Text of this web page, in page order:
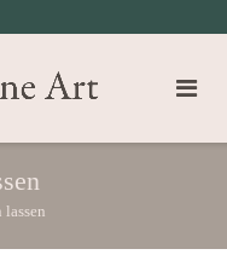
lassen